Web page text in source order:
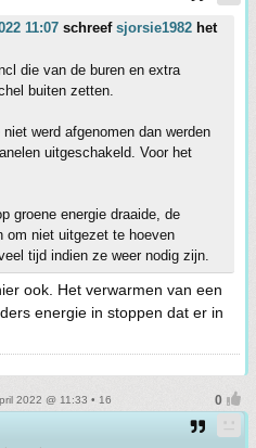
11:07 schreef sjorsie1982 het
die van de buren en extra
buiten zetten.
werd afgenomen dan werden
uitgeschakeld. Voor het
groene energie draaide, de
om niet uitgezet te hoeven
tijd indien ze weer nodig zijn.
ook. Het verwarmen van een
energie in stoppen dat er in
2022 @ 11:33 • 16